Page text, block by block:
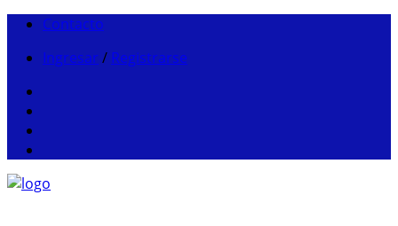
Contacto
Ingresar / Registrarse